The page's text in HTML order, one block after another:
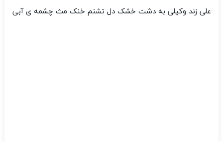
علی زند وکیلی به دشت خشک دل تشنم خنک مث چشمه ی آبی